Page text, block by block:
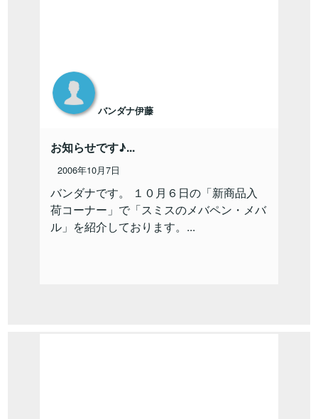
バンダナ伊藤
お知らせです♪...
2006年10月7日
バンダナです。 １０月６日の「新商品入
荷コーナー」で「スミスのメバペン・メバ
ル」を紹介しております。...